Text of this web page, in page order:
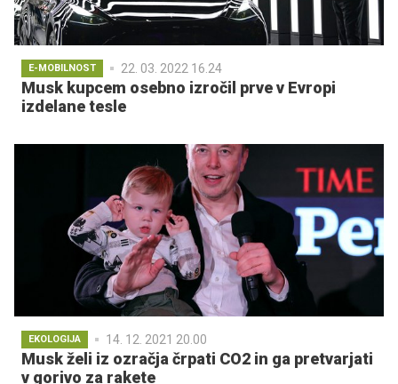
E-MOBILNOST 22. 03. 2022 16.24
Musk kupcem osebno izročil prve v Evropi
izdelane tesle
EKOLOGIJA 14. 12. 2021 20.00
Musk želi iz ozračja črpati CO2 in ga pretvarjati
v gorivo za rakete